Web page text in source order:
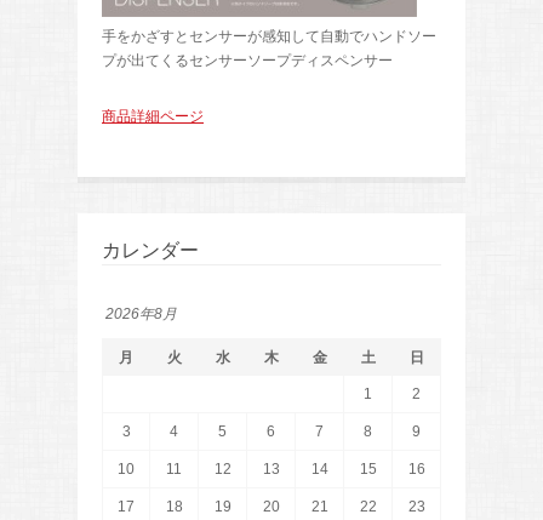
手をかざすとセンサーが感知して自動でハンドソー
プが出てくるセンサーソープディスペンサー
商品詳細ページ
カレンダー
2026年8月
月 火 水 木 金 土 日
1 2
3 4 5 6 7 8 9
10 11 12 13 14 15 16
17 18 19 20 21 22 23